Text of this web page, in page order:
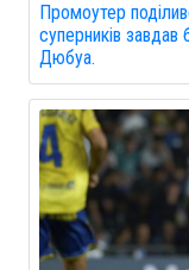
Промоутер
суперників
Дюбуа.